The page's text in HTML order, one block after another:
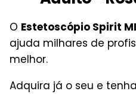
O Estetoscópio Spirit
ajuda milhares de
melhor.
Adquira já o seu e